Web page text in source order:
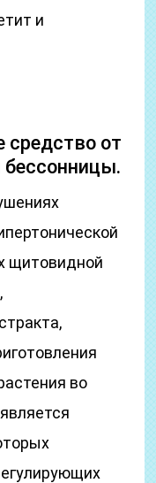
и
средство от
бессонницы.
щитовидной
во